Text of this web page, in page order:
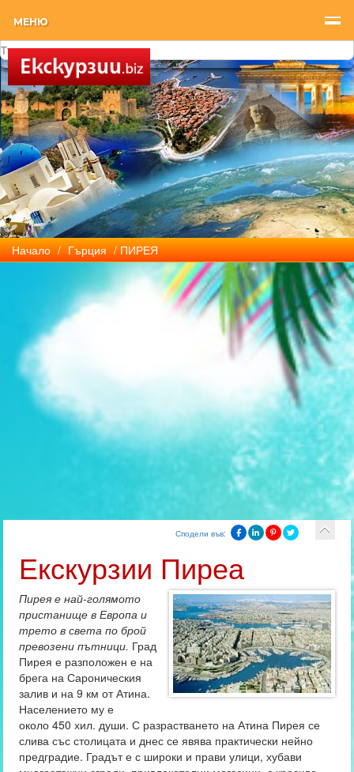
МЕНЮ
Начало / Гърция / ПИРЕЯ
Сподели във:
Екскурзии Пиреа
Пирея е най-голямото
пристанище в Европа и
трето в света по брой
превозени пътници. Град
Пирея е разположен е на
брега на Сароническия
залив и на 9 км от Атина.
Населението му е
около 450 хил. души. С разрастването на Атина Пирея се
слива със столицата и днес се явява практически нейно
предградие. Градът е с широки и прави улици, хубави